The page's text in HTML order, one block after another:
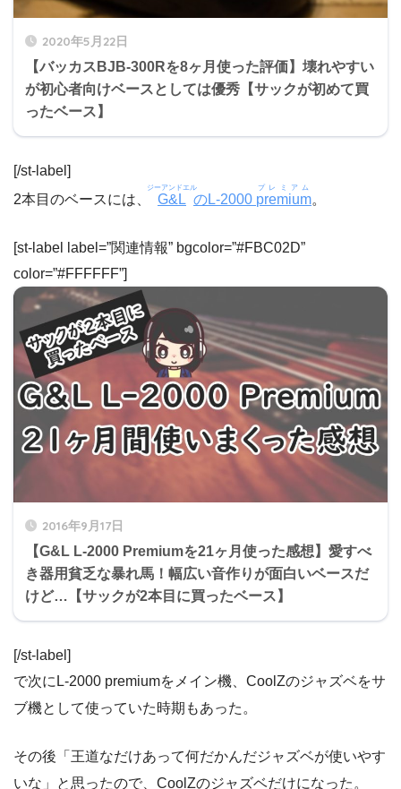
2020年5月22日
【バッカスBJB-300Rを8ヶ月使った評価】壊れやすい
が初心者向けベースとしては優秀【サックが初めて買
ったベース】
[/st-label]
2本目のベースには、
G&L
ジーアンドエル
のL-2000 premium
プレミアム
。
[st-label label=”関連情報” bgcolor=”#FBC02D”
color=”#FFFFFF”]
2016年9月17日
【G&L L-2000 Premiumを21ヶ月使った感想】愛すべ
き器用貧乏な暴れ馬！幅広い音作りが面白いベースだ
けど…【サックが2本目に買ったベース】
[/st-label]
で次にL-2000 premiumをメイン機、CoolZのジャズベをサ
ブ機として使っていた時期もあった。
その後「王道なだけあって何だかんだジャズベが使いやす
いな」と思ったので、CoolZのジャズベだけになった。